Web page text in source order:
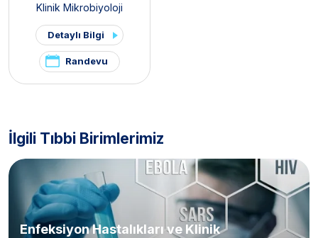
Klinik Mikrobiyoloji
Detaylı Bilgi
Randevu
İlgili Tıbbi Birimlerimiz
Enfeksiyon Hastalıkları ve Klinik